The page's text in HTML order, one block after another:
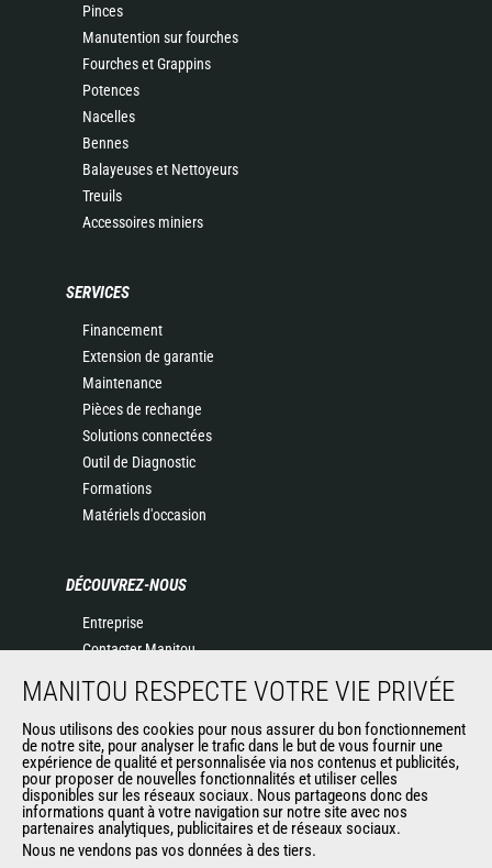
Pinces
Manutention sur fourches
Fourches et Grappins
Potences
Nacelles
Bennes
Balayeuses et Nettoyeurs
Treuils
Accessoires miniers
SERVICES
Financement
Extension de garantie
Maintenance
Pièces de rechange
Solutions connectées
Outil de Diagnostic
Formations
Matériels d'occasion
DÉCOUVREZ-NOUS
Entreprise
Contacter Manitou
Politique de protection des données
Evénements
Actualités
Historique
AUTRES SITES DU GROUPE
MANITOU RESPECTE VOTRE VIE PRIVÉE
Nous utilisons des cookies pour nous assurer du bon fonctionnement
de notre site, pour analyser le trafic dans le but de vous fournir une
expérience de qualité et personnalisée via nos contenus et publicités,
pour proposer de nouvelles fonctionnalités et utiliser celles
disponibles sur les réseaux sociaux. Nous partageons donc des
informations quant à votre navigation sur notre site avec nos
partenaires analytiques, publicitaires et de réseaux sociaux.
Nous ne vendons pas vos données à des tiers.